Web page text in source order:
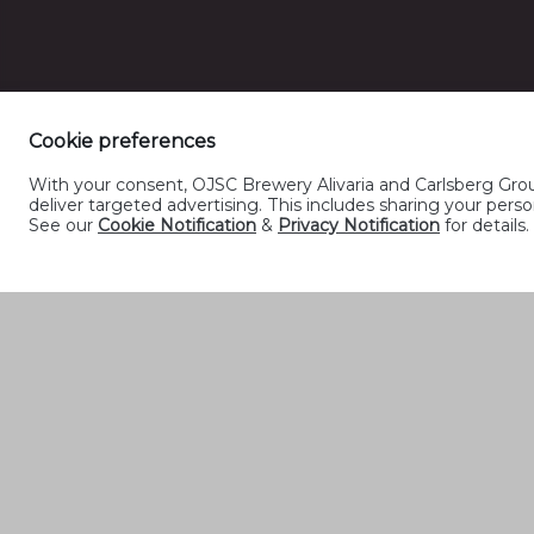
Cookie preferences
With your consent, OJSC Brewery Alivaria and Carlsberg
deliver targeted advertising. This includes sharing your
See our Cookie Notification & Privacy Notification for details.